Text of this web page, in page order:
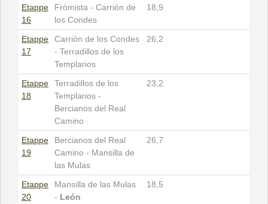
Etappe
16
Frómista - Carrión de
los Condes
18,9
Etappe
17
Carrión de los Condes
- Terradillos de los
Templarios
26,2
Etappe
18
Terradillos de los
Templarios -
Bercianos del Real
Camino
23,2
Etappe
19
Bercianos del Real
Camino - Mansilla de
las Mulas
26,7
Etappe
20
Mansilla de las Mulas
- León
18,5